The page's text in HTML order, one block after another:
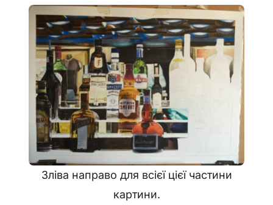
Зліва направо для всієї цієї частини
картини.